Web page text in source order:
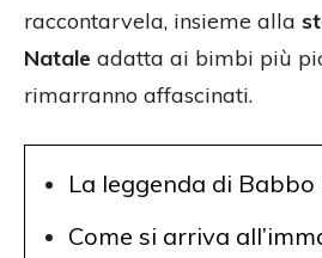
raccontarvela, insieme alla
Natale adatta ai bimbi più
rimarranno affascinati.
La leggenda di Babbo
Come si arriva